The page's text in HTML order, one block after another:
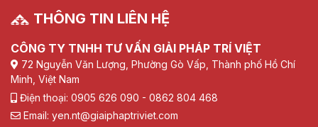
THÔNG TIN LIÊN HỆ
CÔNG TY TNHH TƯ VẤN GIẢI PHÁP TRÍ VIỆT
72 Nguyễn Văn Lượng, Phường Gò Vấp, Thành phố Hồ Chí
Minh, Việt Nam
Điện thoại: 0905 626 090 - 0862 804 468
Email: yen.nt@giaiphaptriviet.com